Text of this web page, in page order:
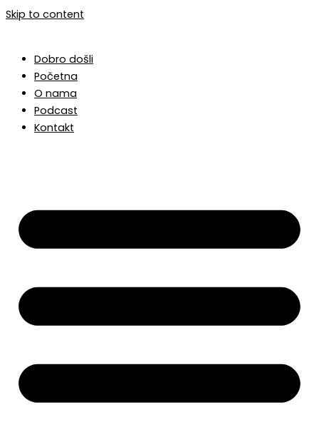
Skip to content
Dobro došli
Početna
O nama
Podcast
Kontakt